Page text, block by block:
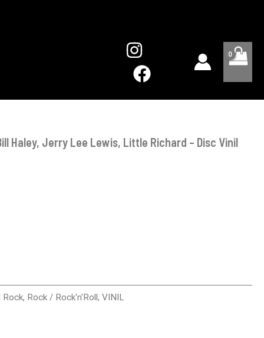
Haley, Jerry Lee Lewis, Little Richard – Disc Vinil
Rock, Rock / Rock'n'Roll,VINIL
Lee
Lewis,
Little
Richard
EX